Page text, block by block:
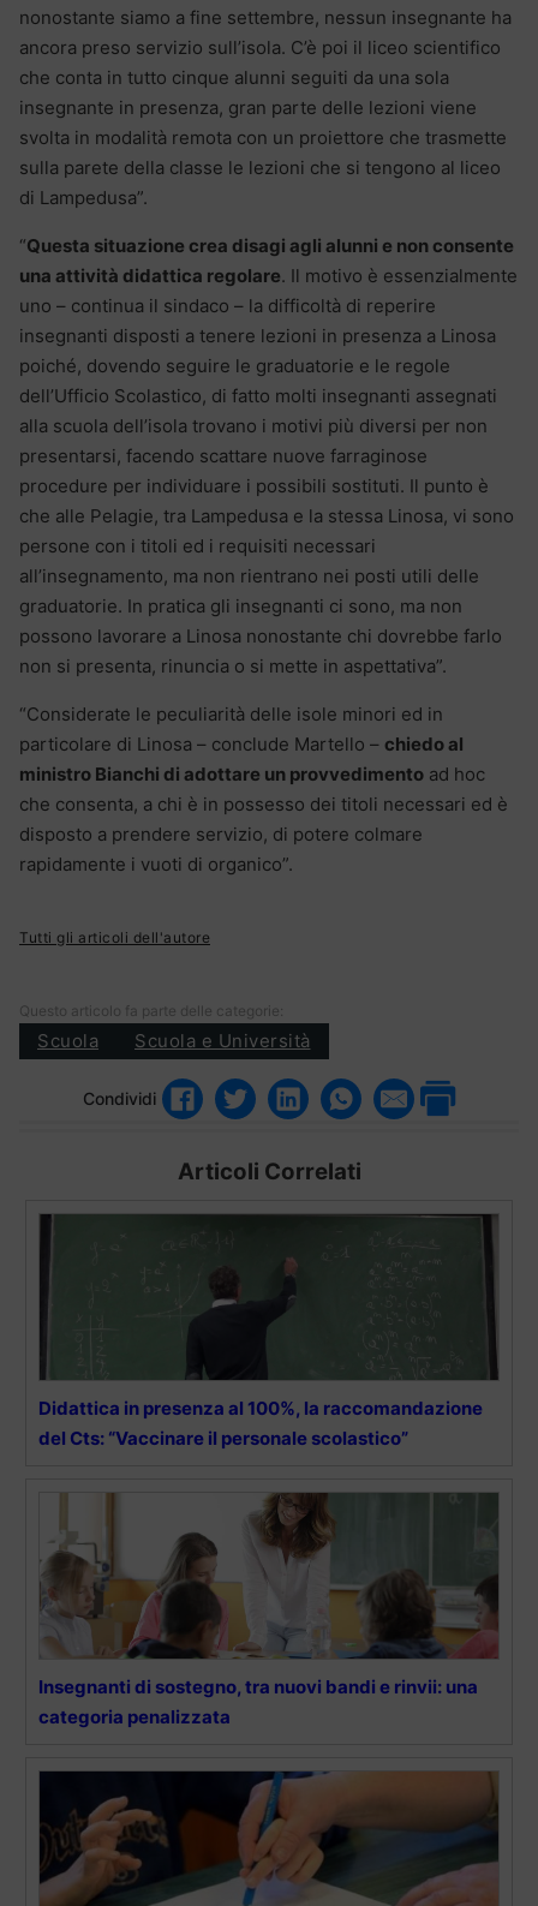
nonostante siamo a fine settembre, nessun insegnante ha
ancora preso servizio sull’isola. C’è poi il liceo scientifico
che conta in tutto cinque alunni seguiti da una sola
insegnante in presenza, gran parte delle lezioni viene
svolta in modalità remota con un proiettore che trasmette
sulla parete della classe le lezioni che si tengono al liceo
di Lampedusa”.
“Questa situazione crea disagi agli alunni e non consente
una attività didattica regolare. Il motivo è essenzialmente
uno – continua il sindaco – la difficoltà di reperire
insegnanti disposti a tenere lezioni in presenza a Linosa
poiché, dovendo seguire le graduatorie e le regole
dell’Ufficio Scolastico, di fatto molti insegnanti assegnati
alla scuola dell’isola trovano i motivi più diversi per non
presentarsi, facendo scattare nuove farraginose
procedure per individuare i possibili sostituti. Il punto è
che alle Pelagie, tra Lampedusa e la stessa Linosa, vi sono
persone con i titoli ed i requisiti necessari
all’insegnamento, ma non rientrano nei posti utili delle
graduatorie. In pratica gli insegnanti ci sono, ma non
possono lavorare a Linosa nonostante chi dovrebbe farlo
non si presenta, rinuncia o si mette in aspettativa”.
“Considerate le peculiarità delle isole minori ed in
particolare di Linosa – conclude Martello – chiedo al
ministro Bianchi di adottare un provvedimento ad hoc
che consenta, a chi è in possesso dei titoli necessari ed è
disposto a prendere servizio, di potere colmare
rapidamente i vuoti di organico”.
Tutti gli articoli dell'autore
Questo articolo fa parte delle categorie:
Scuola Scuola e Università
Condividi
Articoli Correlati
Didattica in presenza al 100%, la raccomandazione
del Cts: “Vaccinare il personale scolastico”
Insegnanti di sostegno, tra nuovi bandi e rinvii: una
categoria penalizzata